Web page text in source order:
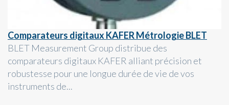
Comparateurs digitaux KAFER Métrologie BLET
BLET Measurement Group distribue des
comparateurs digitaux KAFER alliant précision et
robustesse pour une longue durée de vie de vos
instruments de...